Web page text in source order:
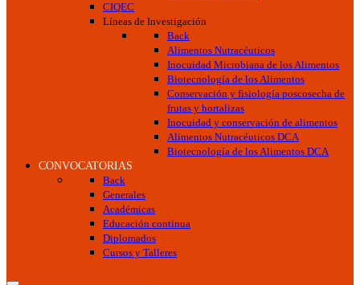
CIQEC
Líneas de Investigación
Back
Alimentos Nutracéuticos
Inocuidad Microbiana de los Alimentos
Biotecnología de los Alimentos
Conservación y fisiología poscosecha de
frutas y hortalizas
Inocuidad y conservación de alimentos
Alimentos Nutracéuticos DCA
Biotecnología de los Alimentos DCA
CONVOCATORIAS
Back
Generales
Académicas
Educación continua
Diplomados
Cursos y Talleres